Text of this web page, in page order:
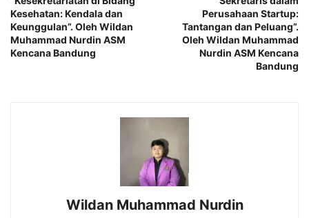
Kesehatan: Kendala dan
Keunggulan”. Oleh Wildan
Muhammad Nurdin ASM
Kencana Bandung
Perusahaan Startup:
Tantangan dan Peluang”.
Oleh Wildan Muhammad
Nurdin ASM Kencana
Bandung
Wildan Muhammad Nurdin